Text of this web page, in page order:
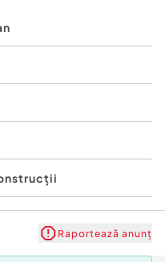
canalizare, curent
pentru spatiul
pentru incalzire
cu tabla,
gresie, curte
2500 euro
TVA.
din prima
la nr.
imobiliar Mag
Raportează anunț